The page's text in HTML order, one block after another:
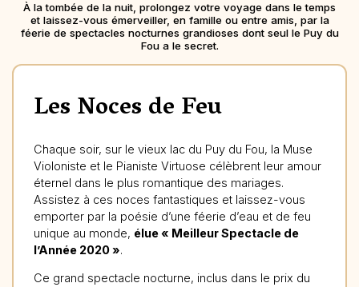
À la tombée de la nuit, prolongez votre voyage dans le temps
et laissez-vous émerveiller, en famille ou entre amis, par la
féerie de spectacles nocturnes grandioses dont seul le Puy du
Fou a le secret.
Les Noces de Feu
Chaque soir, sur le vieux lac du Puy du Fou, la Muse
Violoniste et le Pianiste Virtuose célèbrent leur amour
éternel dans le plus romantique des mariages.
Assistez à ces noces fantastiques et laissez-vous
emporter par la poésie d’une féerie d’eau et de feu
unique au monde, élue « Meilleur Spectacle de
l’Année 2020 ».
Ce grand spectacle nocturne, inclus dans le prix du